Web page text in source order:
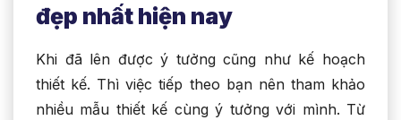
đẹp nhất hiện nay
Khi đã lên được ý tưởng cũng như kế hoạch
thiết kế. Thì việc tiếp theo bạn nên tham khảo
nhiều mẫu thiết kế cùng ý tưởng với mình. Từ